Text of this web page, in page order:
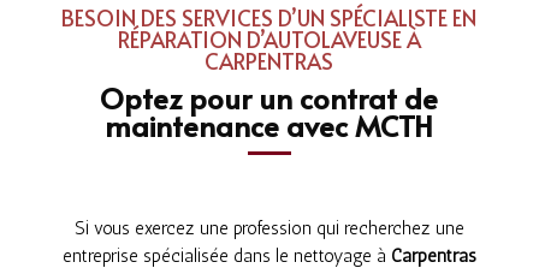
BESOIN DES SERVICES D’UN SPÉCIALISTE EN
RÉPARATION D’AUTOLAVEUSE À
CARPENTRAS
Optez pour un contrat de
maintenance avec MCTH
Si vous exercez une profession qui recherchez une
entreprise spécialisée dans le nettoyage à Carpentras